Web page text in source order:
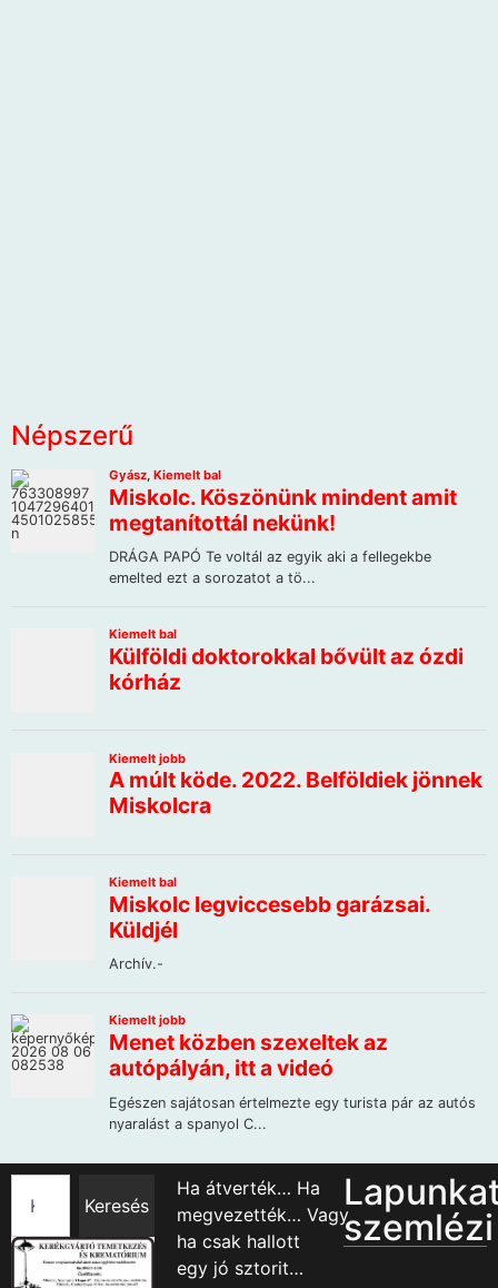
Népszerű
Keresés
Ha átverték… Ha
megvezették… Vagy
ha csak hallott
egy jó sztorit…
szemlézi